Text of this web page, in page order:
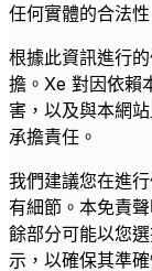
任何實體的合法
根據此資訊進行
擔。Xe 對因依賴
害，以及與本網
承擔責任。
我們建議您在進
有細節。本免責
餘部分可能以您
示，以確保其準確